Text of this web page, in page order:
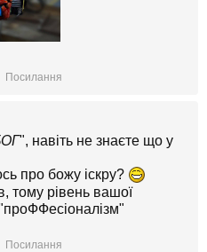
Посилання
", навіть не знаєте що у
про божу іскру?
тому рівень вашої
"проФФесіоналізм"
Посилання